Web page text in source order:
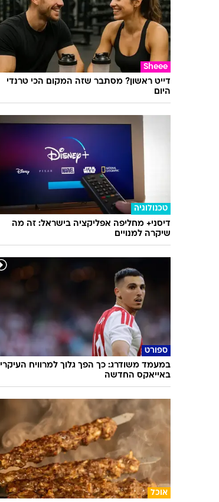
Sheee
דייט ראשון? מסתבר שזה המקום הכי טרנדי
היום
טכנולוגיה
דיסני+ מחליפה אפליקציה בישראל: זה מה
שיקרה למנויים
ספורט
במעמד משודרג: כך הפך גלוך למרוויח העיקרי
באייאקס החדשה
אוכל